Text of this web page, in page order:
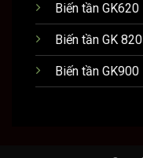
Biến tần GK620
Biến tần GK 820
Biến tần GK900